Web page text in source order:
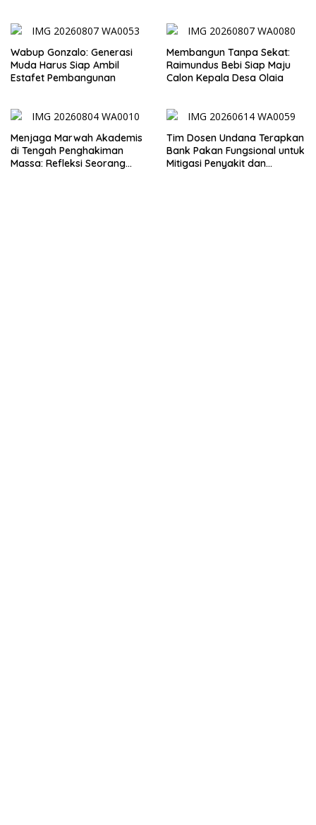
Wabup Gonzalo: Generasi
Muda Harus Siap Ambil
Estafet Pembangunan
Membangun Tanpa Sekat:
Raimundus Bebi Siap Maju
Calon Kepala Desa Olaia
Menjaga Marwah Akademis
di Tengah Penghakiman
Massa: Refleksi Seorang
Tim Dosen Undana Terapkan
Bank Pakan Fungsional untuk
Mitigasi Penyakit dan